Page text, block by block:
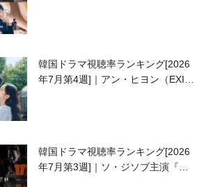
韓国ドラマ視聴率ランキング[2026
年7月第4週]｜アン・ヒヨン（EXID
韓国ドラマ視聴率ランキング[2026
年7月第3週]｜ソ・ジソブ主演『エ